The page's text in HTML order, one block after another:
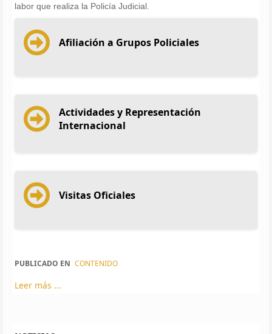
labor que realiza la Policía Judicial.
Afiliación a Grupos Policiales
Actividades y Representación
Internacional
Visitas Oficiales
PUBLICADO EN CONTENIDO
Leer más ...